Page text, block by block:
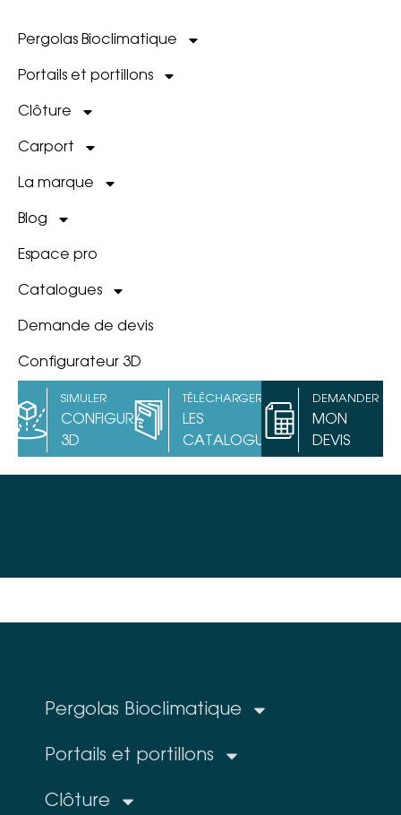
Pergolas Bioclimatique
Portails et portillons
Clôture
Carport
La marque
Blog
Espace pro
Catalogues
Demande de devis
Configurateur 3D
SIMULER
CONFIGURATEUR
3D
TÉLÉCHARGER
LES
CATALOGUES
DEMANDER
MON
DEVIS
Pergolas Bioclimatique
Portails et portillons
Clôture